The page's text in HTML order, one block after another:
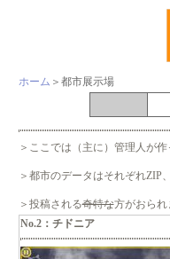
ホーム ＞都市展示場
＞ここでは（主に）管理人が
＞都市のデータはそれぞれZIP
＞投稿される奇特な方がおられ
No.2：チドニア